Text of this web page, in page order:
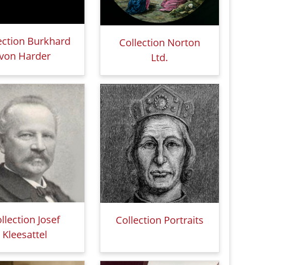
Burkhard
Harder
Collection Norton
Ltd.
Josef
Kleesattel
Collection Portraits